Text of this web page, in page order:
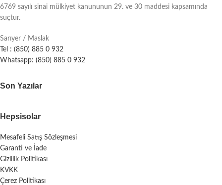
6769 sayılı sinai mülkiyet kanununun 29. ve 30 maddesi kapsamında
suçtur.
Sarıyer / Maslak
Tel : (850) 885 0 932
Whatsapp: (850) 885 0 932
Son Yazılar
Hepsisolar
Mesafeli Satış Sözleşmesi
Garanti ve İade
Gizlilik Politikası
KVKK
Çerez Politikası